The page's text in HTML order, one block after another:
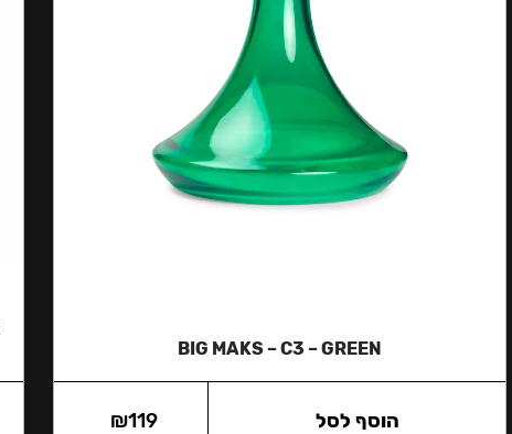
BIG MAKS – C3 – GREEN
₪119 הוסף לסל